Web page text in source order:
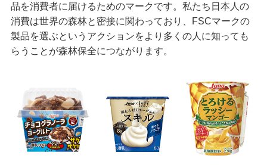
品を消費者に届けるためのマークです。私たち日本人の
消費は世界の森林と密接に関わっており、FSCマークの
製品を選ぶというアクションをより多くの人に知っても
らうことが森林保全につながります。